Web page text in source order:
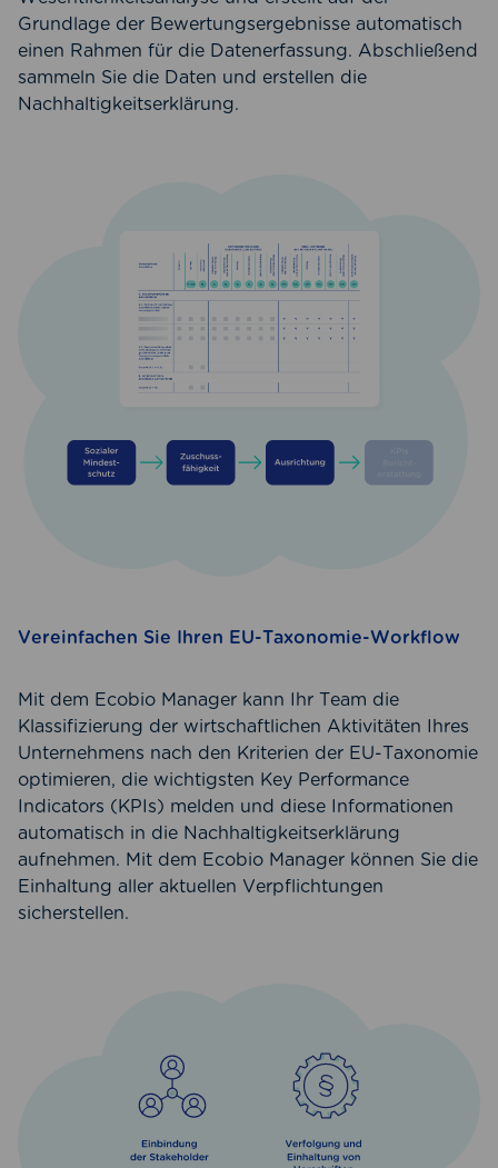
Grundlage der Bewertungsergebnisse automatisch
einen Rahmen für die Datenerfassung. Abschließend
sammeln Sie die Daten und erstellen die
Nachhaltigkeitserklärung.
Vereinfachen Sie Ihren EU-Taxonomie-Workflow
Mit dem Ecobio Manager kann Ihr Team die
Klassifizierung der wirtschaftlichen Aktivitäten Ihres
Unternehmens nach den Kriterien der EU-Taxonomie
optimieren, die wichtigsten Key Performance
Indicators (KPIs) melden und diese Informationen
automatisch in die Nachhaltigkeitserklärung
aufnehmen. Mit dem Ecobio Manager können Sie die
Einhaltung aller aktuellen Verpflichtungen
sicherstellen.